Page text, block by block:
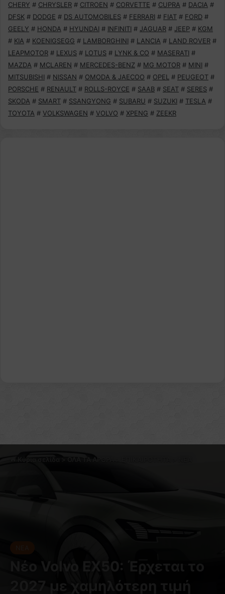
CHERY # CHRYSLER # CITROEN # CORVETTE # CUPRA # DACIA #
DFSK # DODGE # DS AUTOMOBILES # FERRARI # FIAT # FORD #
GEELY # HONDA # HYUNDAI # INFINITI # JAGUAR # JEEP # KGM
# KIA # KOENIGSEGG # LAMBORGHINI # LANCIA # LAND ROVER #
LEAPMOTOR # LEXUS # LOTUS # LYNK & CO # MASERATI #
MAZDA # MCLAREN # MERCEDES-BENZ # MG MOTOR # MINI #
MITSUBISHI # NISSAN # OMODA & JAECOO # OPEL # PEUGEOT #
PORSCHE # RENAULT # ROLLS-ROYCE # SAAB # SEAT # SERES #
SKODA # SMART # SSANGYONG # SUBARU # SUZUKI # TESLA #
TOYOTA # VOLKSWAGEN # VOLVO # XPENG # ZEEKR